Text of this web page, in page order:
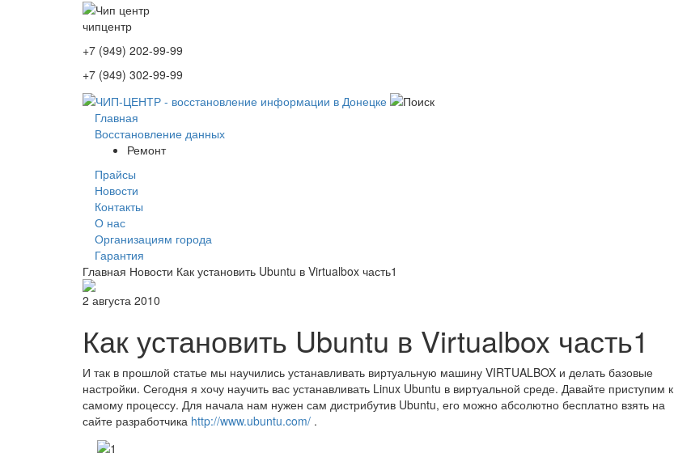
чипцентр
+7 (949) 202-99-99
+7 (949) 302-99-99
Главная
Восстановление данных
Ремонт
Прайсы
Новости
Контакты
О нас
Организациям города
Гарантия
Главная Новости Как установить Ubuntu в Virtualbox часть1
2 августа 2010
Как установить Ubuntu в Virtualbox часть1
И так в прошлой статье мы научились устанавливать виртуальную машину VIRTUALBOX и делать базовые
настройки. Сегодня я хочу научить вас устанавливать Linux Ubuntu в виртуальной среде. Давайте приступим к
самому процессу. Для начала нам нужен сам дистрибутив Ubuntu, его можно абсолютно бесплатно взять на
сайте разработчика http://www.ubuntu.com/ .